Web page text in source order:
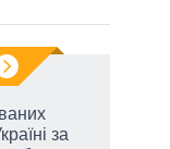
за